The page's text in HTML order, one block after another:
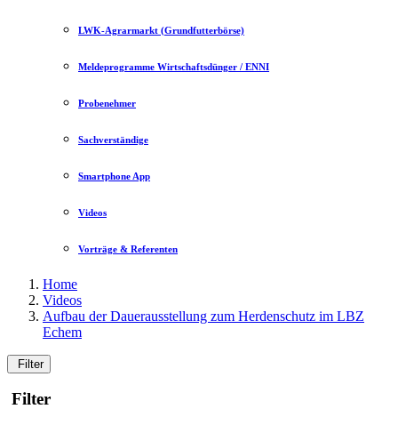
LWK-Agrarmarkt (Grundfutterbörse)
Meldeprogramme Wirtschaftsdünger / ENNI
Probenehmer
Sachverständige
Smartphone App
Videos
Vorträge & Referenten
Home
Videos
Aufbau der Dauerausstellung zum Herdenschutz im LBZ
Echem
Filter
Filter